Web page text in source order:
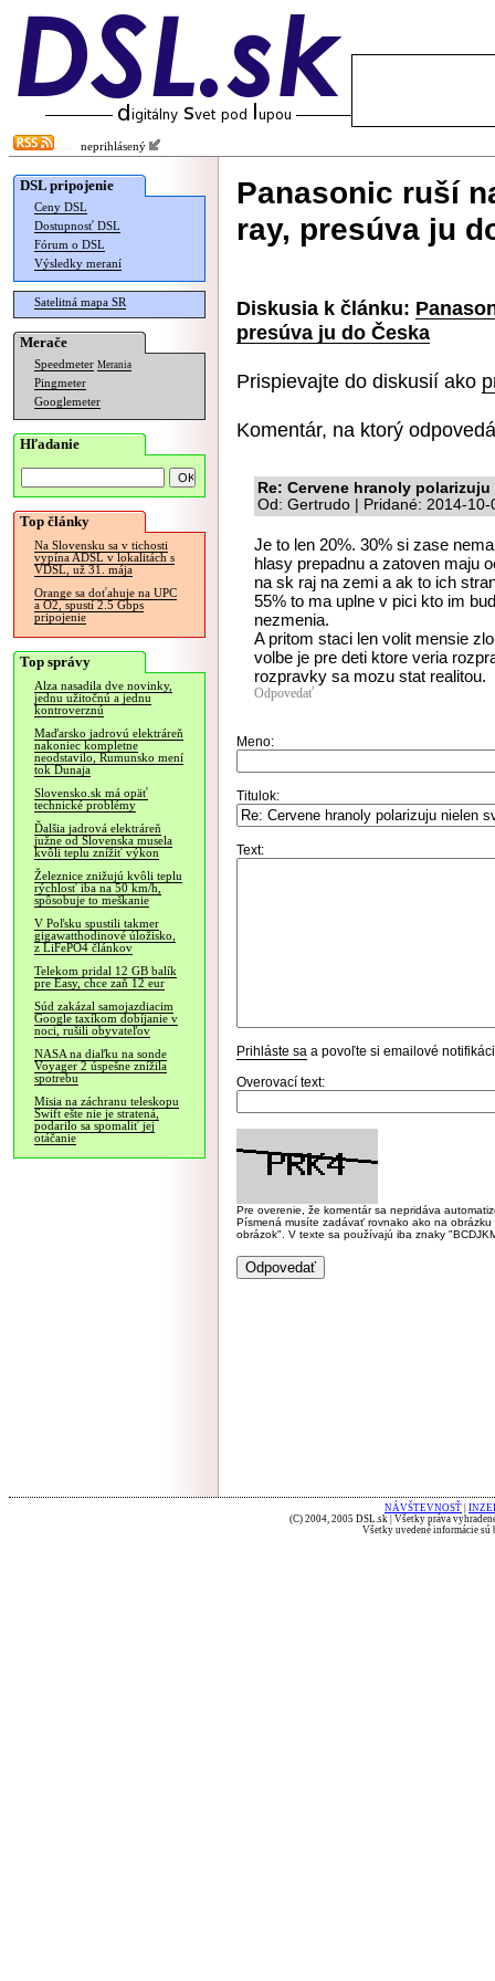
neprihlásený
DSL pripojenie
Ceny DSL
Dostupnosť DSL
Fórum o DSL
Výsledky meraní
Satelitná mapa SR
Merače
Speedmeter Merania
Pingmeter
Googlemeter
Hľadanie
Top články
Na Slovensku sa v tichosti
vypína ADSL v lokalitách s
VDSL, už 31. mája
Orange sa doťahuje na UPC
a O2, spustí 2.5 Gbps
pripojenie
Top správy
Alza nasadila dve novinky,
jednu užitočnú a jednu
kontroverznú
Maďarsko jadrovú elektráreň
nakoniec kompletne
neodstavilo, Rumunsko mení
tok Dunaja
Slovensko.sk má opäť
technické problémy
Ďalšia jadrová elektráreň
južne od Slovenska musela
kvôli teplu znížiť výkon
Železnice znižujú kvôli teplu
rýchlosť iba na 50 km/h,
spôsobuje to meškanie
V Poľsku spustili takmer
gigawatthodinové úložisko,
z LiFePO4 článkov
Telekom pridal 12 GB balík
pre Easy, chce zaň 12 eur
Súd zakázal samojazdiacim
Google taxíkom dobíjanie v
noci, rušili obyvateľov
NASA na diaľku na sonde
Voyager 2 úspešne znížila
spotrebu
Misia na záchranu teleskopu
Swift ešte nie je stratená,
podarilo sa spomaliť jej
otáčanie
Panasonic ruší
ray, presúva ju
Diskusia k článku:
presúva ju do Česka
Prispievajte do diskusií ako
Komentár, na ktorý
Re: Cervene hranoly
Od: Gertrudo | Pridané: 2014-10-
Je to len 20%. 30% si zase
hlasy prepadnu a zatoven maju
na sk raj na zemi a ak to ich
55% to ma uplne v pici kto im
nezmenia.
A pritom staci len volit mensie
volbe je pre deti ktore veria
rozpravky sa mozu stat realitou.
Odpovedať
Meno:
Titulok:
Text:
Prihláste sa a povoľte si emailové
Overovací text:
Pre overenie, že komentár sa nepridáva
Písmená musíte zadávať rovnako ako na
obrázok". V texte sa používajú iba znaky
NÁVŠTEVNOSŤ
(C) 2004, 2005 DSL.sk | Všetky práva
Všetky uvedené informácie sú